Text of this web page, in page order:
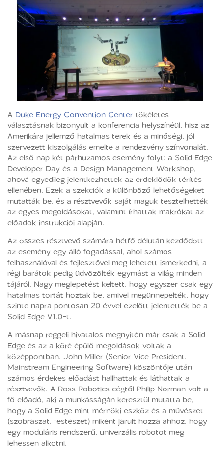
A Duke Energy Convention Centertökéletes
választásnak bizonyult a konferencia helyszínéül, hisz az
Amerikára jellemző hatalmas terek és a minőségi, jól
szervezett kiszolgálás emelte a rendezvény színvonalát.
Az első nap két párhuzamos esemény folyt: a Solid Edge
Developer Day és a Design Management Workshop,
ahová egyedileg jelentkezhettek az érdeklődök térítés
ellenében. Ezek a szekciók a különböző lehetőségeket
mutatták be, és a résztvevők saját maguk tesztelhették
az egyes megoldásokat, valamint írhattak makrókat az
előadok instrukciói alapján.
Az összes résztvevő számára hétfő délután kezdődött
az esemény egy álló fogadással, ahol számos
felhasználóval és fejlesztővel meg lehetett ismerkedni, a
régi barátok pedig üdvözölték egymást a világ minden
tájáról. Nagy meglepetést keltett, hogy egyszer csak egy
hatalmas tortát hoztak be, amivel megünnepelték, hogy
szinte napra pontosan 20 évvel ezelőtt jelentették be a
Solid Edge V1.0-t.
A másnap reggeli hivatalos megnyitón már csak a Solid
Edge és az a köré épülő megoldások voltak a
középpontban. John Miller (Senior Vice President,
Mainstream Engineering Software) köszöntője után
számos érdekes előadást hallhattak és láthattak a
résztvevők. A Ross Robotics cégtől Philip Norman volt a
fő előadó, aki a munkásságán keresztül mutatta be,
hogy a Solid Edge mint mérnöki eszköz és a művészet
(szobrászat, festészet) miként járult hozzá ahhoz, hogy
egy moduláris rendszerű, univerzális robotot meg
lehessen alkotni.